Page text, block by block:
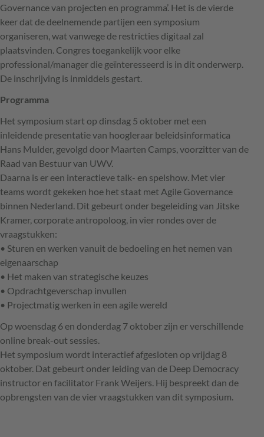
Governance van projecten en programma’. Het is de vierde
keer dat de deelnemende partijen een symposium
organiseren, wat vanwege de restricties digitaal zal
plaatsvinden. Congres toegankelijk voor elke
professional/manager die geïnteresseerd is in dit onderwerp.
De inschrijving is inmiddels gestart.
Programma
Het symposium start op dinsdag 5 oktober met een
inleidende presentatie van hoogleraar beleidsinformatica
Hans Mulder, gevolgd door Maarten Camps, voorzitter van de
Raad van Bestuur van UWV.
Daarna is er een interactieve talk- en spelshow. Met vier
teams wordt gekeken hoe het staat met Agile Governance
binnen Nederland. Dit gebeurt onder begeleiding van Jitske
Kramer, corporate antropoloog, in vier rondes over de
vraagstukken:
• Sturen en werken vanuit de bedoeling en het nemen van
eigenaarschap
• Het maken van strategische keuzes
• Opdrachtgeverschap invullen
• Projectmatig werken in een agile wereld
Op woensdag 6 en donderdag 7 oktober zijn er verschillende
online break-out sessies.
Het symposium wordt interactief afgesloten op vrijdag 8
oktober. Dat gebeurt onder leiding van de Deep Democracy
instructor en facilitator Frank Weijers. Hij bespreekt dan de
opbrengsten van de vier vraagstukken van dit symposium.